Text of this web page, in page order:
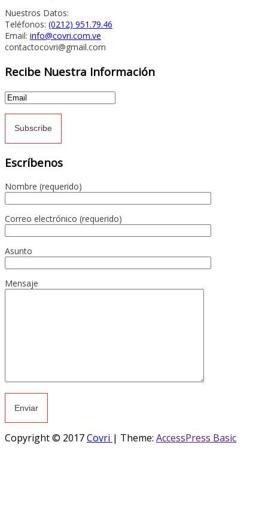
Nuestros Datos:
Teléfonos: (0212) 951.79.46
Email: info@covri.com.ve
contactocovri@gmail.com
Recibe Nuestra Información
Escríbenos
Nombre (requerido)
Correo electrónico (requerido)
Asunto
Mensaje
Copyright © 2017Covri | Theme: AccessPress Basic